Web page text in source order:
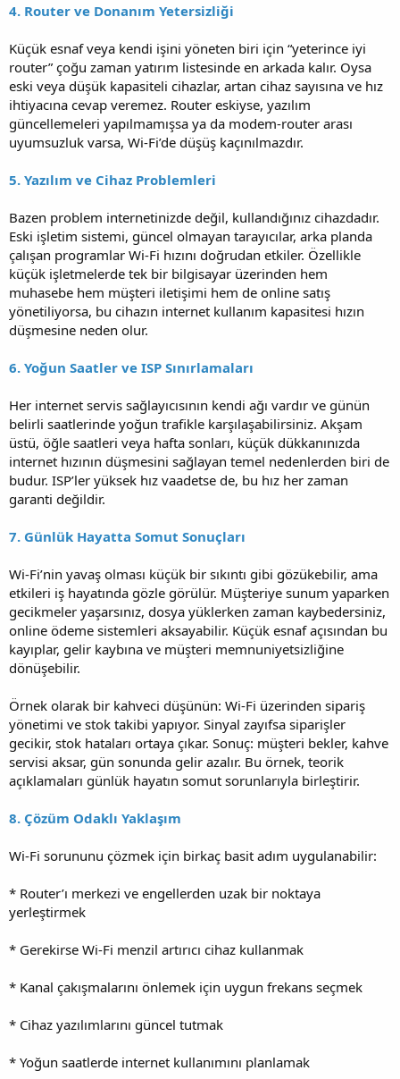
4. Router ve Donanım Yetersizliği
Küçük esnaf veya kendi işini yöneten biri için “yeterince iyi
router” çoğu zaman yatırım listesinde en arkada kalır. Oysa
eski veya düşük kapasiteli cihazlar, artan cihaz sayısına ve hız
ihtiyacına cevap veremez. Router eskiyse, yazılım
güncellemeleri yapılmamışsa ya da modem-router arası
uyumsuzluk varsa, Wi-Fi’de düşüş kaçınılmazdır.
5. Yazılım ve Cihaz Problemleri
Bazen problem internetinizde değil, kullandığınız cihazdadır.
Eski işletim sistemi, güncel olmayan tarayıcılar, arka planda
çalışan programlar Wi-Fi hızını doğrudan etkiler. Özellikle
küçük işletmelerde tek bir bilgisayar üzerinden hem
muhasebe hem müşteri iletişimi hem de online satış
yönetiliyorsa, bu cihazın internet kullanım kapasitesi hızın
düşmesine neden olur.
6. Yoğun Saatler ve ISP Sınırlamaları
Her internet servis sağlayıcısının kendi ağı vardır ve günün
belirli saatlerinde yoğun trafikle karşılaşabilirsiniz. Akşam
üstü, öğle saatleri veya hafta sonları, küçük dükkanınızda
internet hızının düşmesini sağlayan temel nedenlerden biri de
budur. ISP’ler yüksek hız vaadetse de, bu hız her zaman
garanti değildir.
7. Günlük Hayatta Somut Sonuçları
Wi-Fi’nin yavaş olması küçük bir sıkıntı gibi gözükebilir, ama
etkileri iş hayatında gözle görülür. Müşteriye sunum yaparken
gecikmeler yaşarsınız, dosya yüklerken zaman kaybedersiniz,
online ödeme sistemleri aksayabilir. Küçük esnaf açısından bu
kayıplar, gelir kaybına ve müşteri memnuniyetsizliğine
dönüşebilir.
Örnek olarak bir kahveci düşünün: Wi-Fi üzerinden sipariş
yönetimi ve stok takibi yapıyor. Sinyal zayıfsa siparişler
gecikir, stok hataları ortaya çıkar. Sonuç: müşteri bekler, kahve
servisi aksar, gün sonunda gelir azalır. Bu örnek, teorik
açıklamaları günlük hayatın somut sorunlarıyla birleştirir.
8. Çözüm Odaklı Yaklaşım
Wi-Fi sorununu çözmek için birkaç basit adım uygulanabilir:
* Router’ı merkezi ve engellerden uzak bir noktaya
yerleştirmek
* Gerekirse Wi-Fi menzil artırıcı cihaz kullanmak
* Kanal çakışmalarını önlemek için uygun frekans seçmek
* Cihaz yazılımlarını güncel tutmak
* Yoğun saatlerde internet kullanımını planlamak